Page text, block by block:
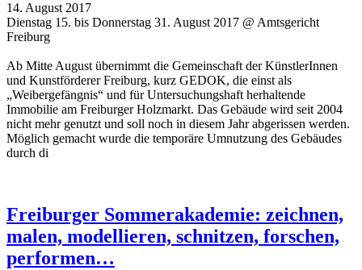
14. August 2017
Dienstag 15. bis Donnerstag 31. August 2017 @ Amtsgericht
Freiburg
Ab Mitte August übernimmt die Gemeinschaft der KünstlerInnen
und Kunstförderer Freiburg, kurz GEDOK, die einst als
„Weibergefängnis“ und für Untersuchungshaft herhaltende
Immobilie am Freiburger Holzmarkt. Das Gebäude wird seit 2004
nicht mehr genutzt und soll noch in diesem Jahr abgerissen werden.
Möglich gemacht wurde die temporäre Umnutzung des Gebäudes
durch di
Freiburger Sommerakademie: zeichnen,
malen, modellieren, schnitzen, forschen,
performen…